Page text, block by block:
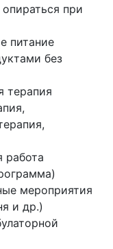
при
питание
без
терапия
работа
мероприятия
и др.)